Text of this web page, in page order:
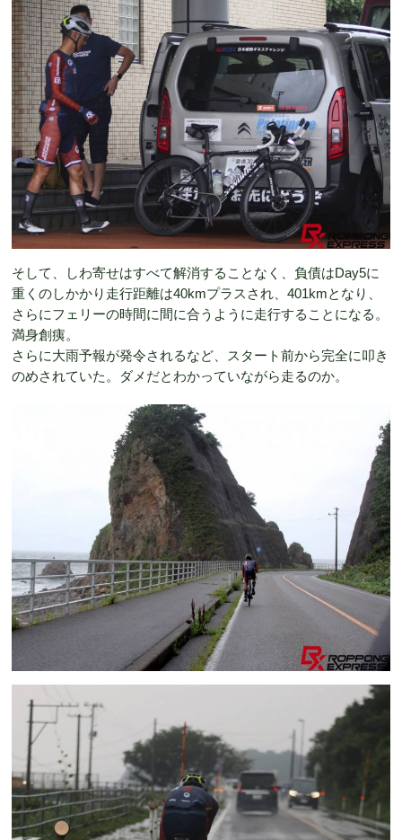
そして、しわ寄せはすべて解消することなく、負債はDay5に
重くのしかかり走行距離は40kmプラスされ、401kmとなり、
さらにフェリーの時間に間に合うように走行することになる。
満身創痍。
さらに大雨予報が発令されるなど、スタート前から完全に叩き
のめされていた。ダメだとわかっていながら走るのか。